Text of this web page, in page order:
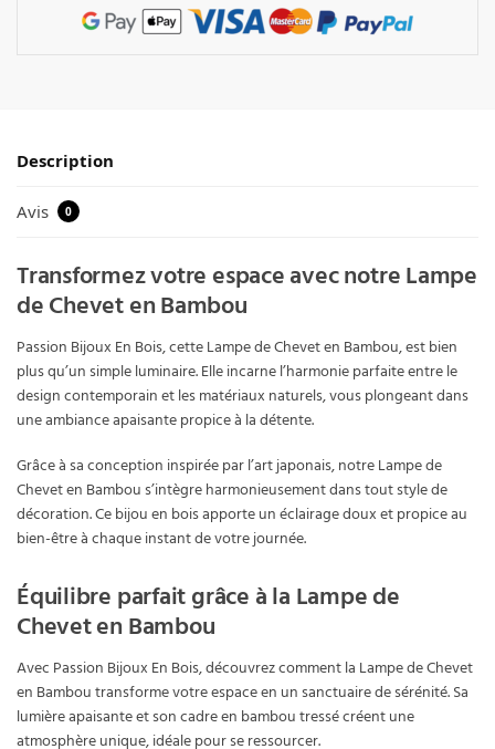
Description
Avis 0
Transformez votre espace avec notre Lampe
de Chevet en Bambou
Passion Bijoux En Bois, cette Lampe de Chevet en Bambou, est bien
plus qu’un simple luminaire. Elle incarne l’harmonie parfaite entre le
design contemporain et les matériaux naturels, vous plongeant dans
une ambiance apaisante propice à la détente.
Grâce à sa conception inspirée par l’art japonais, notre Lampe de
Chevet en Bambou s’intègre harmonieusement dans tout style de
décoration. Ce bijou en bois apporte un éclairage doux et propice au
bien-être à chaque instant de votre journée.
Équilibre parfait grâce à la Lampe de
Chevet en Bambou
Avec Passion Bijoux En Bois, découvrez comment la Lampe de Chevet
en Bambou transforme votre espace en un sanctuaire de sérénité. Sa
lumière apaisante et son cadre en bambou tressé créent une
atmosphère unique, idéale pour se ressourcer.